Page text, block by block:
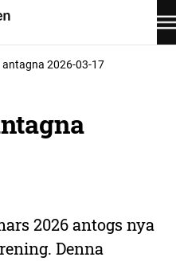
2026-03-17
2026 antogs nya
Denna